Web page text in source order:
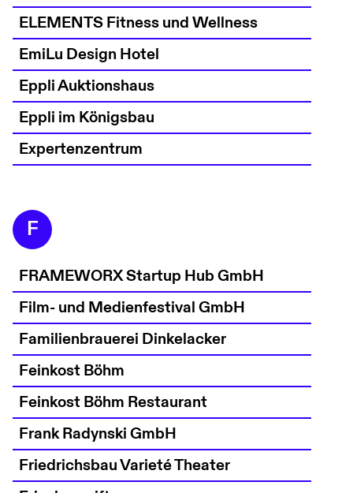
ELEMENTS Fitness und Wellness
EmiLu Design Hotel
Eppli Auktionshaus
Eppli im Königsbau
Expertenzentrum
F
FRAMEWORX Startup Hub GmbH
Film- und Medienfestival GmbH
Familienbrauerei Dinkelacker
Feinkost Böhm
Feinkost Böhm Restaurant
Frank Radynski GmbH
Friedrichsbau Varieté Theater